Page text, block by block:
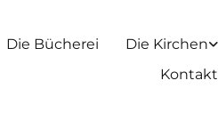
Die Bücherei
Die Kirchen
Kontakt